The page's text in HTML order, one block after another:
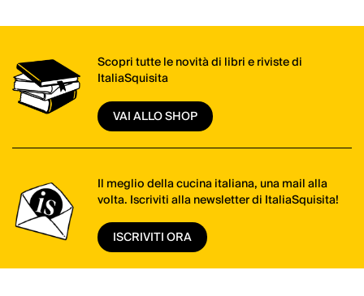
Scopri tutte le novità di libri e riviste di
ItaliaSquisita
VAI ALLO SHOP
Il meglio della cucina italiana, una mail alla
volta. Iscriviti alla newsletter di ItaliaSquisita!
ISCRIVITI ORA